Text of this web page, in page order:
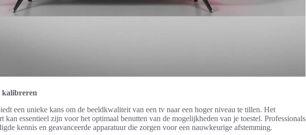
kalibreren
een unieke kans om de beeldkwaliteit van een tv naar een hoger niveau te tillen. Het
kan essentieel zijn voor het optimaal benutten van de mogelijkheden van je toestel. Professionals
kennis en geavanceerde apparatuur die zorgen voor een nauwkeurige afstemming.